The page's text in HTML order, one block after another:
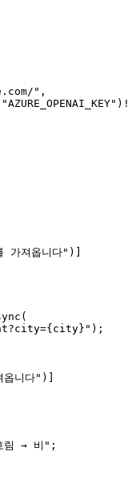
",
져옵니다")]
니다")]
→ 비";